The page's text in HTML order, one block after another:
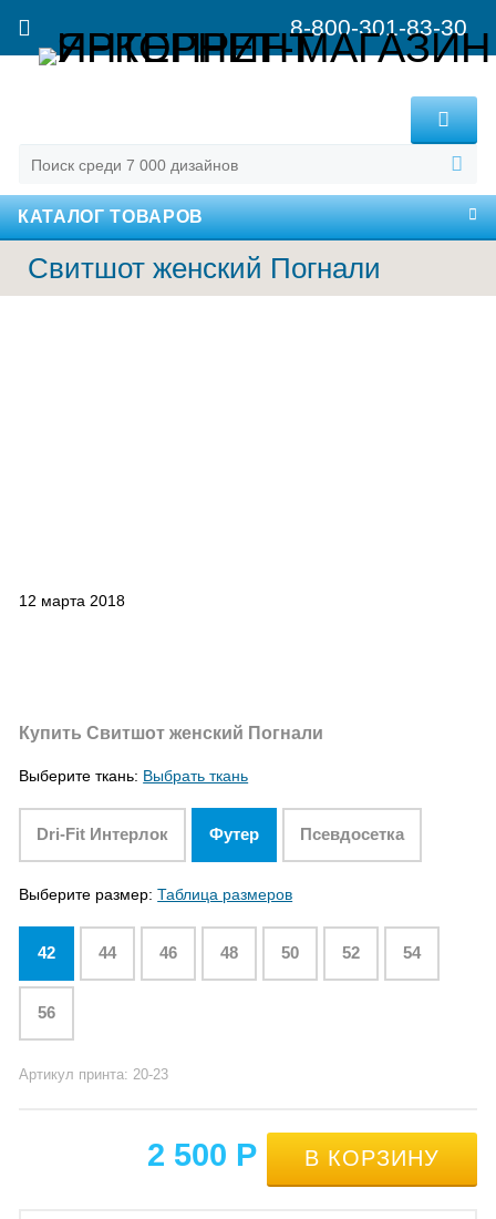
8-800-301-83-30
КАТАЛОГ ТОВАРОВ
Свитшот женский Погнали
12 марта 2018
Купить Свитшот женский Погнали
Выберите ткань: Выбрать ткань
Dri-Fit Интерлок Футер Псевдосетка
Выберите размер:Таблица размеров
42 44 46 48 50 52 54
56
Артикул принта: 20-23
2 500 Р